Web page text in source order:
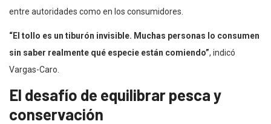
entre autoridades como en los consumidores.
“El tollo es un tiburón invisible. Muchas personas lo consumen
sin saber realmente qué especie están comiendo”, indicó
Vargas-Caro.
El desafío de equilibrar pesca y
conservación